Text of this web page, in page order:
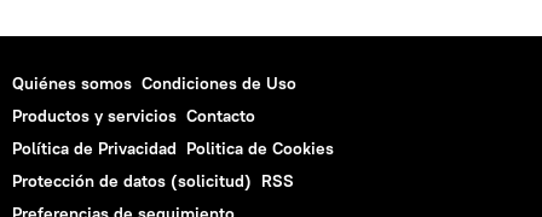
Quiénes somos Condiciones de Uso
Productos y servicios Contacto
Política de Privacidad Politica de Cookies
Protección de datos (solicitud) RSS